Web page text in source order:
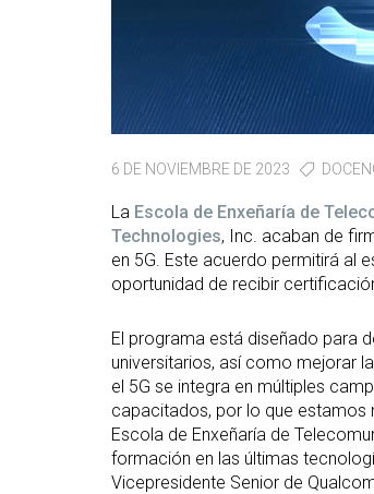
6 DE NOVIEMBRE DE 2023
La Escola de Enxeñaría de
Technologies, Inc. acaban de
en 5G. Este acuerdo permitirá al
oportunidad de recibir
El programa está diseñado para
universitarios, así como mejorar
el 5G se integra en múltiples
capacitados, por lo que estamos
Escola de Enxeñaría de
formación en las últimas
Vicepresidente Senior de